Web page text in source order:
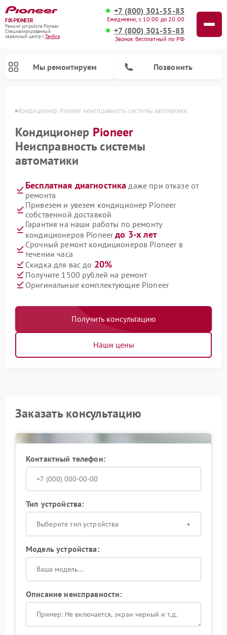
FIX-PIONEER
Ремонт устройств Pioneer
Специализированный
cервисный центр г.Тамбов
+7 (800) 301-55-83
Ежедневно, с 10:00 до 20:00
+7 (800) 301-55-83
Звонок бесплатный по РФ
Мы ремонтируем Позвонить
Кондиционер Pioneer неисправность системы автоматики
Кондиционер Pioneer
Неисправность системы
автоматики
Бесплатная диагностика даже при отказе от
ремонта
Привезем и увезем кондиционер Pioneer
собственной доставкой
Гарантия на наши работы по ремонту
кондиционеров Pioneerдо 3-х лет
Срочный ремонт кондиционеров Pioneer в
течении часа
Скидка для вас до 20%
Получите 1500 рублей на ремонт
Оригинальные комплектующие Pioneer
Получить консультацию
Наши цены
Заказать консультацию
Контактный телефон:
Тип устройства:
Выберите тип устройства
Модель устройства:
Описание неисправности: